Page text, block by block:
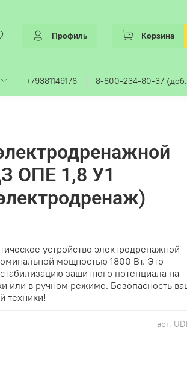
Профиль Корзина
+79381149176 8-800-234-80-37
арт.
ОПЕ 1,8 У1
устройство электродренажной
мощностью 1800 Вт. Это
защитного потенциала на
или в ручном режиме. Безопасность
техники!